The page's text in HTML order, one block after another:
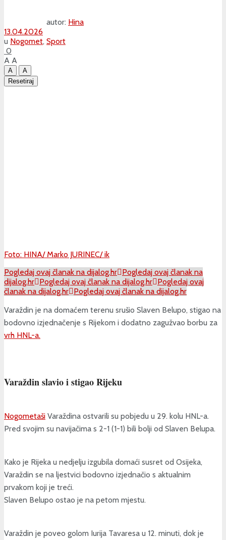
autor: Hina
13.04.2026
u Nogomet, Sport
0
A A
A
A
Resetiraj
Foto: HINA/ Marko JURINEC/ ik
Pogledaj ovaj članak na dijalog.hr Pogledaj ovaj članak na
dijalog.hr Pogledaj ovaj članak na dijalog.hr Pogledaj ovaj
članak na dijalog.hr Pogledaj ovaj članak na dijalog.hr
Varaždin je na domaćem terenu srušio Slaven Belupo, stigao na
bodovno izjednačenje s Rijekom i dodatno zagužvao borbu za
vrh HNL-a.
Varaždin slavio i stigao Rijeku
Nogometaši Varaždina ostvarili su pobjedu u 29. kolu HNL-a.
Pred svojim su navijačima s 2-1 (1-1) bili bolji od Slaven Belupa.
Kako je Rijeka u nedjelju izgubila domaći susret od Osijeka,
Varaždin se na ljestvici bodovno izjednačio s aktualnim
prvakom koji je treći.
Slaven Belupo ostao je na petom mjestu.
Varaždin je poveo golom Iurija Tavaresa u 12. minuti, dok je